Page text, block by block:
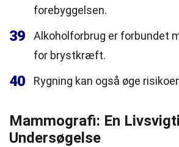
forebyggelsen.
39 Alkoholforbrug er forbundet
for brystkræft.
40 Rygning kan også øge
Mammografi: En
Undersøgelse